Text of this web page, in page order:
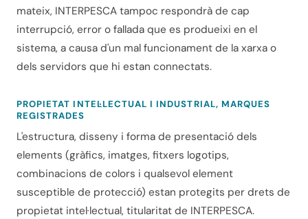
mateix, INTERPESCA tampoc respondrà de cap
interrupció, error o fallada que es produeixi en el
sistema, a causa d'un mal funcionament de la xarxa o
dels servidors que hi estan connectats.
PROPIETAT INTEL·LECTUAL I INDUSTRIAL, MARQUES
REGISTRADES
L'estructura, disseny i forma de presentació dels
elements (gràfics, imatges, fitxers logotips,
combinacions de colors i qualsevol element
susceptible de protecció) estan protegits per drets de
propietat intel·lectual, titularitat de INTERPESCA.